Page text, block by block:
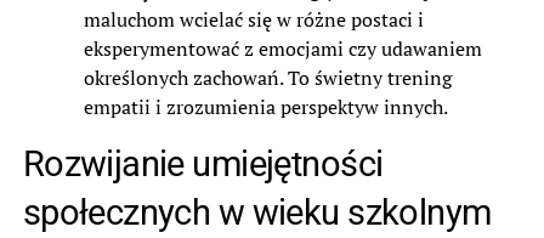
maluchom wcielać się w różne postaci i
eksperymentować z emocjami czy udawaniem
określonych zachowań. To świetny trening
empatii i zrozumienia perspektyw innych.
Rozwijanie umiejętności
społecznych w wieku szkolnym